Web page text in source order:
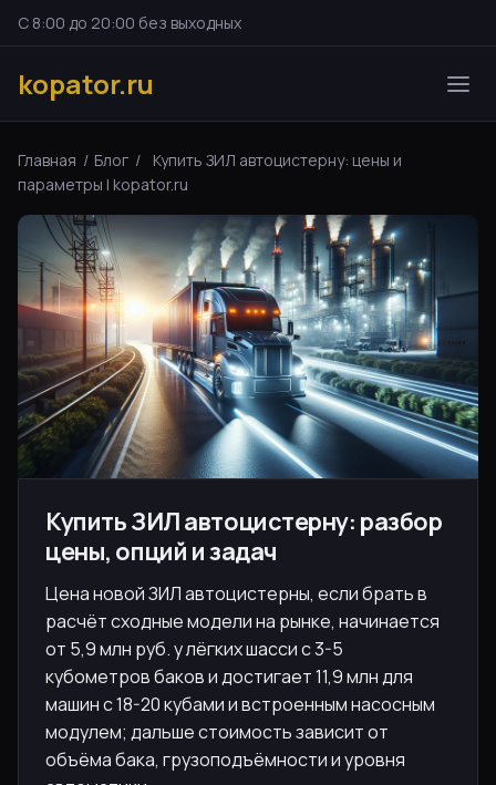
С 8:00 до 20:00 без выходных
kopator.ru
Главная / Блог /
Купить ЗИЛ автоцистерну: цены и
параметры | kopator.ru
Купить ЗИЛ автоцистерну: разбор
цены, опций и задач
Цена новой ЗИЛ автоцистерны, если брать в
расчёт сходные модели на рынке, начинается
от 5,9 млн руб. у лёгких шасси с 3-5
кубометров баков и достигает 11,9 млн для
машин с 18-20 кубами и встроенным насосным
модулем; дальше стоимость зависит от
объёма бака, грузоподъёмности и уровня